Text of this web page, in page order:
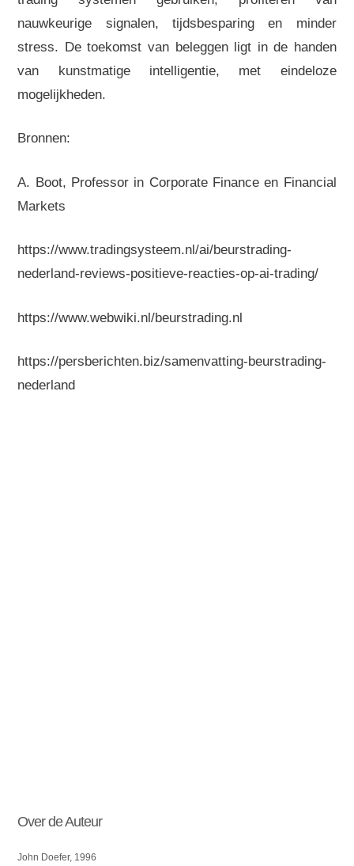
nauwkeurige signalen, tijdsbesparing en minder
stress. De toekomst van beleggen ligt in de handen
van kunstmatige intelligentie, met eindeloze
mogelijkheden.
Bronnen:
A. Boot, Professor in Corporate Finance en Financial
Markets
https://www.tradingsysteem.nl/ai/beurstrading-
nederland-reviews-positieve-reacties-op-ai-trading/
https://www.webwiki.nl/beurstrading.nl
https://persberichten.biz/samenvatting-beurstrading-
nederland
Over de Auteur
John Doefer, 1996